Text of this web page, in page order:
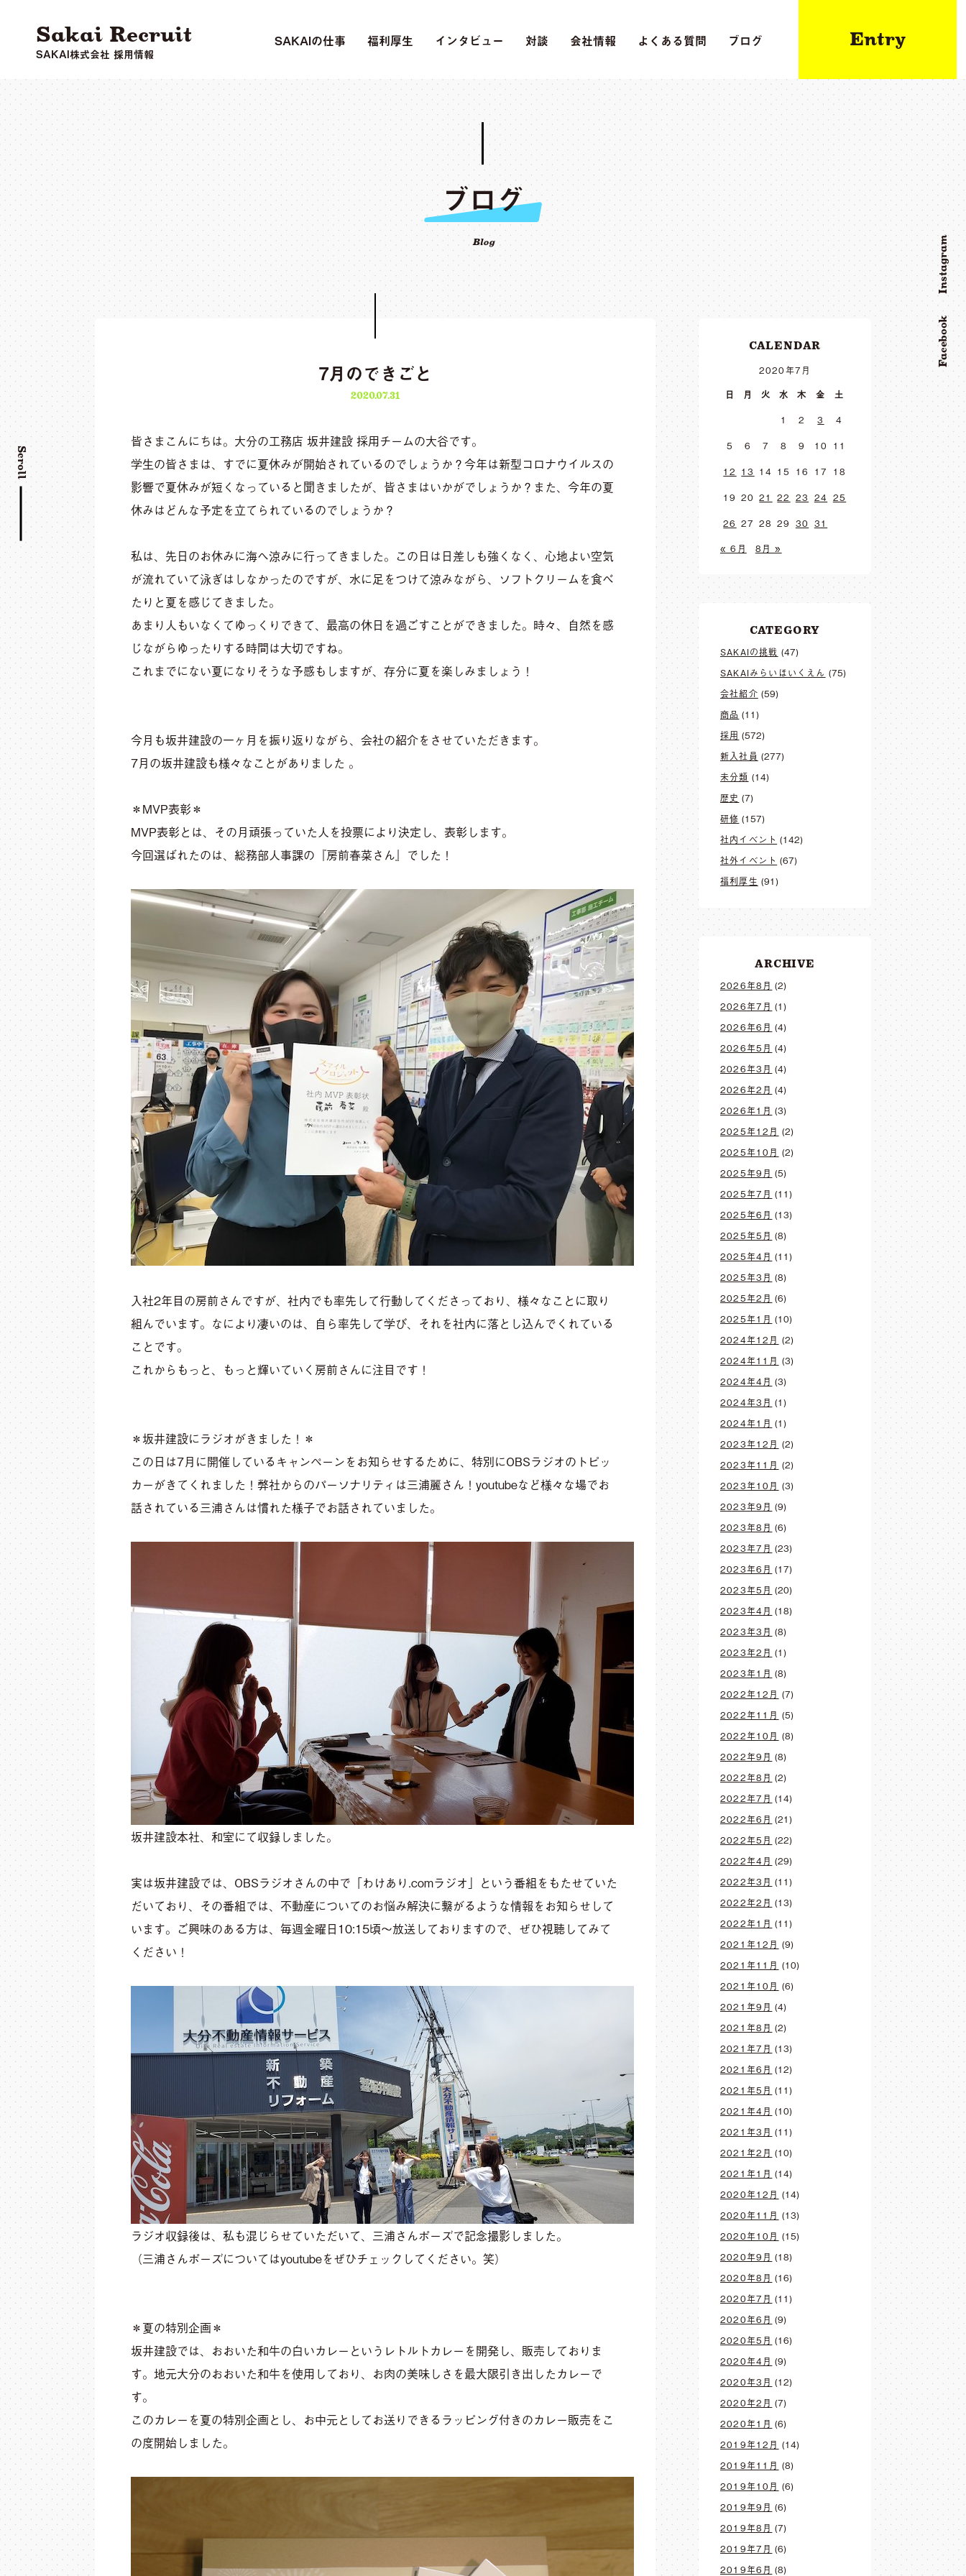
Sakai Recruit
SAKAI株式会社 採用情報
SAKAIの仕事 福利厚生 インタビュー 対談 会社情報 よくある質問 ブログ Entry
ブログ
Blog
7月のできごと
2020.07.31
皆さまこんにちは。大分の工務店 坂井建設 採用チームの大谷です。
学生の皆さまは、すでに夏休みが開始されているのでしょうか？今年は新型コロナウイルスの
影響で夏休みが短くなっていると聞きましたが、皆さまはいかがでしょうか？また、今年の夏
休みはどんな予定を立てられているのでしょうか？
私は、先日のお休みに海へ涼みに行ってきました。この日は日差しも強くなく、心地よい空気
が流れていて泳ぎはしなかったのですが、水に足をつけて涼みながら、ソフトクリームを食べ
たりと夏を感じてきました。
あまり人もいなくてゆっくりできて、最高の休日を過ごすことができました。時々、自然を感
じながらゆったりする時間は大切ですね。
これまでにない夏になりそうな予感もしますが、存分に夏を楽しみましょう！
今月も坂井建設の一ヶ月を振り返りながら、会社の紹介をさせていただきます。
7月の坂井建設も様々なことがありました 。
＊MVP表彰＊
MVP表彰とは、その月頑張っていた人を投票により決定し、表彰します。
今回選ばれたのは、総務部人事課の『房前春菜さん』でした！
入社2年目の房前さんですが、社内でも率先して行動してくださっており、様々なことに取り
組んでいます。なにより凄いのは、自ら率先して学び、それを社内に落とし込んでくれている
ことです。
これからもっと、もっと輝いていく房前さんに注目です！
＊坂井建設にラジオがきました！＊
この日は7月に開催しているキャンペーンをお知らせするために、特別にOBSラジオのトピッ
カーがきてくれました！弊社からのパーソナリティは三浦麗さん！youtubeなど様々な場でお
話されている三浦さんは慣れた様子でお話されていました。
坂井建設本社、和室にて収録しました。
実は坂井建設では、OBSラジオさんの中で「わけあり.comラジオ」という番組をもたせていた
だいており、その番組では、不動産についてのお悩み解決に繋がるような情報をお知らせして
います。ご興味のある方は、毎週金曜日10:15頃〜放送しておりますので、ぜひ視聴してみて
ください！
ラジオ収録後は、私も混じらせていただいて、三浦さんポーズで記念撮影しました。
（三浦さんポーズについてはyoutubeをぜひチェックしてください。笑）
＊夏の特別企画＊
坂井建設では、おおいた和牛の白いカレーというレトルトカレーを開発し、販売しておりま
す。地元大分のおおいた和牛を使用しており、お肉の美味しさを最大限引き出したカレーで
す。
このカレーを夏の特別企画とし、お中元としてお送りできるラッピング付きのカレー販売をこ
の度開始しました。
CALENDAR
2020年7月
日
月 火 水 木 金
土
1
2 3
4
5
6 7 8 9 10
11
12 13 14 15 16 17
18
19 20 21 22 23 24 25
26 27 28 29 30 31
« 6月
8月 »
CATEGORY
SAKAIの挑戦 (47)
SAKAIみらいほいくえん (75)
会社紹介 (59)
商品 (11)
採用 (572)
新入社員 (277)
未分類 (14)
歴史 (7)
研修 (157)
社内イベント (142)
社外イベント (67)
福利厚生 (91)
ARCHIVE
2026年8月 (2)
2026年7月 (1)
2026年6月 (4)
2026年5月 (4)
2026年3月 (4)
2026年2月 (4)
2026年1月 (3)
2025年12月 (2)
2025年10月 (2)
2025年9月 (5)
2025年7月 (11)
2025年6月 (13)
2025年5月 (8)
2025年4月 (11)
2025年3月 (8)
2025年2月 (6)
2025年1月 (10)
2024年12月 (2)
2024年11月 (3)
2024年4月 (3)
2024年3月 (1)
2024年1月 (1)
2023年12月 (2)
2023年11月 (2)
2023年10月 (3)
2023年9月 (9)
2023年8月 (6)
2023年7月 (23)
2023年6月 (17)
2023年5月 (20)
2023年4月 (18)
2023年3月 (8)
2023年2月 (1)
2023年1月 (8)
2022年12月 (7)
2022年11月 (5)
2022年10月 (8)
2022年9月 (8)
2022年8月 (2)
2022年7月 (14)
2022年6月 (21)
2022年5月 (22)
2022年4月 (29)
2022年3月 (11)
2022年2月 (13)
2022年1月 (11)
2021年12月 (9)
2021年11月 (10)
2021年10月 (6)
2021年9月 (4)
2021年8月 (2)
2021年7月 (13)
2021年6月 (12)
2021年5月 (11)
2021年4月 (10)
2021年3月 (11)
2021年2月 (10)
2021年1月 (14)
2020年12月 (14)
2020年11月 (13)
2020年10月 (15)
2020年9月 (18)
2020年8月 (16)
2020年7月 (11)
2020年6月 (9)
2020年5月 (16)
2020年4月 (9)
2020年3月 (12)
2020年2月 (7)
2020年1月 (6)
2019年12月 (14)
2019年11月 (8)
2019年10月 (6)
2019年9月 (6)
2019年8月 (7)
2019年7月 (6)
2019年6月 (8)
Scroll
Facebook
Instagram